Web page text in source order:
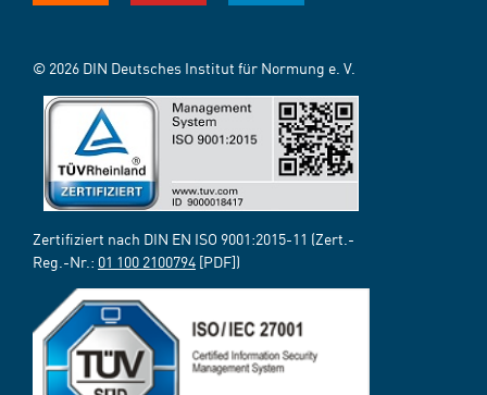
© 2026 DIN Deutsches Institut für Normung e. V.
Zertifiziert nach DIN EN ISO 9001:2015-11 (Zert.-
Reg.-Nr.: 01 100 2100794 [PDF])